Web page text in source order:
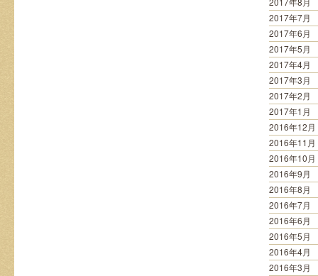
2017年7月
2017年6月
2017年5月
2017年4月
2017年3月
2017年2月
2017年1月
2016年12月
2016年11月
2016年10月
2016年9月
2016年8月
2016年7月
2016年6月
2016年5月
2016年4月
2016年3月